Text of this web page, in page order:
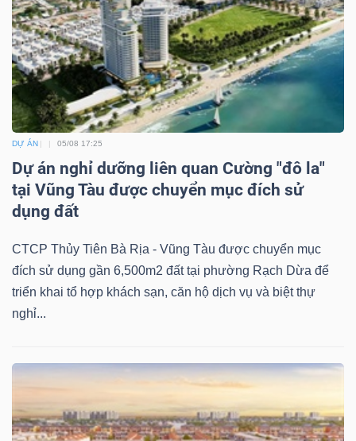
DỰ ÁN 05/08 17:25
Dự án nghỉ dưỡng liên quan Cường "đô la"
tại Vũng Tàu được chuyển mục đích sử
dụng đất
CTCP Thủy Tiên Bà Rịa - Vũng Tàu được chuyển mục
đích sử dụng gần 6,500m2 đất tại phường Rạch Dừa để
triển khai tổ hợp khách sạn, căn hộ dịch vụ và biệt thự
nghỉ...